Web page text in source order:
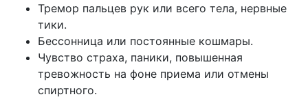
Тремор пальцев рук или всего тела, нервные
тики.
Бессонница или постоянные кошмары.
Чувство страха, паники, повышенная
тревожность на фоне приема или отмены
спиртного.